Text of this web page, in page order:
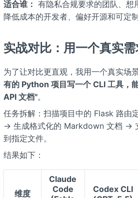
适合谁： 有隐私合规要求的团队、想
降低成本的开发者、偏好开源和可定
实战对比：用一个真实
为了让对比更直观，我用一个真实场
有的 Python 项目写一个 CLI 工具，
API 文档"。
任务拆解：扫描项目中的 Flask 路由
→ 生成格式化的 Markdown 文档 →
到指定文件。
结果如下：
维度
Claude
Code
Codex CLI